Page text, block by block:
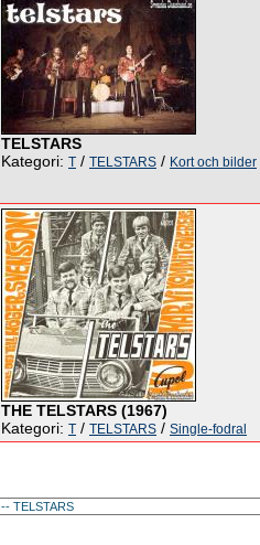
TELSTARS
Kategori: T / TELSTARS / Kort och bilder
THE TELSTARS (1967)
Kategori: T / TELSTARS / Single-fodral